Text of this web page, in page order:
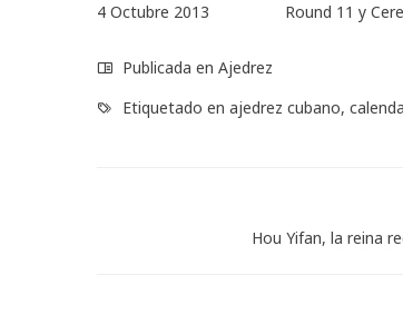
4 Octubre 2013 Round 11 y
Publicada en Ajedrez
Etiquetado en ajedrez cubano,
Hou Yifan, la reina